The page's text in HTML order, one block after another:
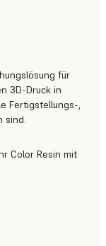
für
3D-Druck in
Fertigstellungs-,
sind.
Color Resin mit